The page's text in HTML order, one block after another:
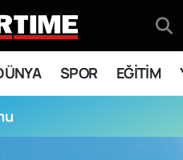
SPOR EĞİTİM